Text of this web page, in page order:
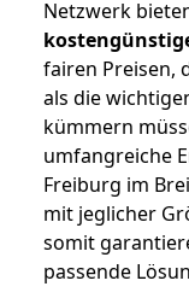
Netzwerk
fairen Preisen,
als die
kümmern
umfangreiche
Freiburg im
mit jeglicher
somit
passende